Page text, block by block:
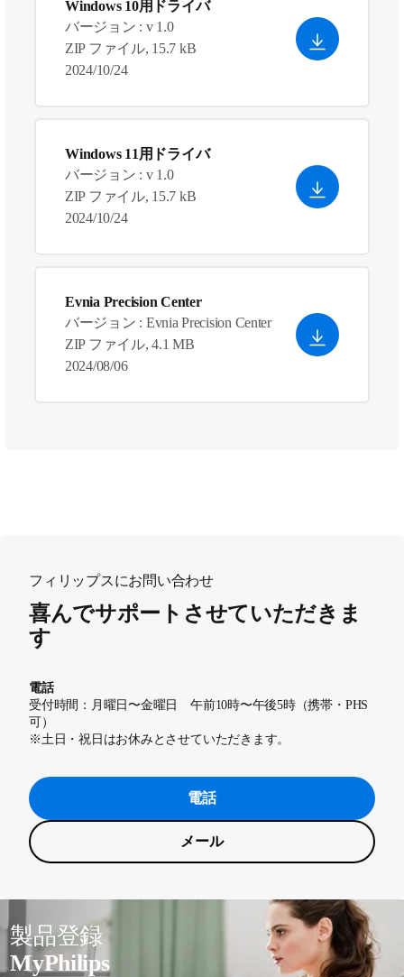
Windows 10用ドライバ
バージョン : v 1.0
ZIP ファイル, 15.7 kB
2024/10/24
Windows 11用ドライバ
バージョン : v 1.0
ZIP ファイル, 15.7 kB
2024/10/24
Evnia Precision Center
バージョン : Evnia Precision Center
ZIP ファイル, 4.1 MB
2024/08/06
フィリップスにお問い合わせ
喜んでサポートさせていただきま
す
電話
受付時間：月曜日〜金曜日 午前10時〜午後5時（携帯・PHS
可）
※土日・祝日はお休みとさせていただきます。
電話
メール
製品登録
MyPhilips